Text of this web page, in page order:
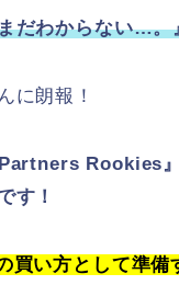
だわからない…。
に朗報！
Rookies』
す！
買い方として準